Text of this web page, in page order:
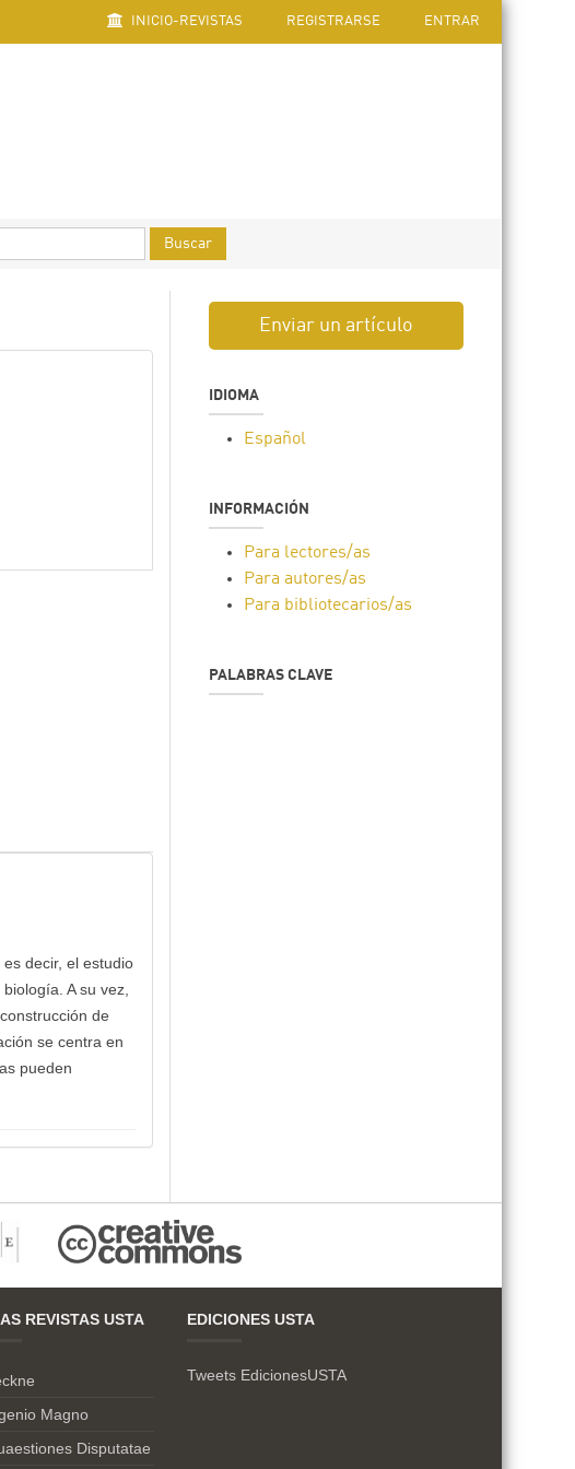
INICIO-REVISTAS REGISTRARSE ENTRAR
Buscar
decir, el estudio
A su vez,
de
se centra en
pueden
Enviar un artículo
IDIOMA
Español
INFORMACIÓN
Para lectores/as
Para autores/as
Para bibliotecarios/as
PALABRAS CLAVE
REVISTAS USTA
Magno
Disputatae
EDICIONES USTA
Tweets EdicionesUSTA